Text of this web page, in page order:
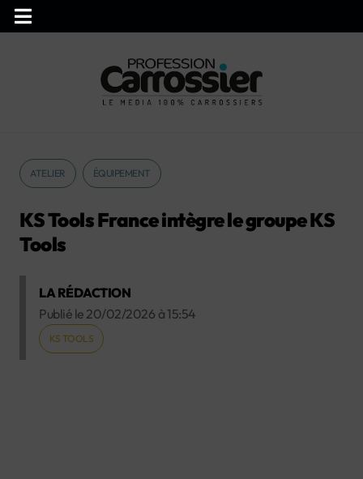
ATELIER ÉQUIPEMENT
KS Tools France intègre le groupe KS
Tools
LA RÉDACTION
Publié le 20/02/2026 à 15:54
KS TOOLS